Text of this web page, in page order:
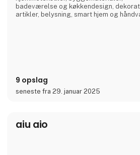
badeværelse og køkkendesign,
artikler, belysning, smart hjem og
9 opslag
seneste fra 29. januar 2025
aiu aio